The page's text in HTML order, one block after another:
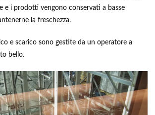
e i prodotti vengono conservati a basse
la freschezza.
e scarico sono gestite da un operatore a
bello.